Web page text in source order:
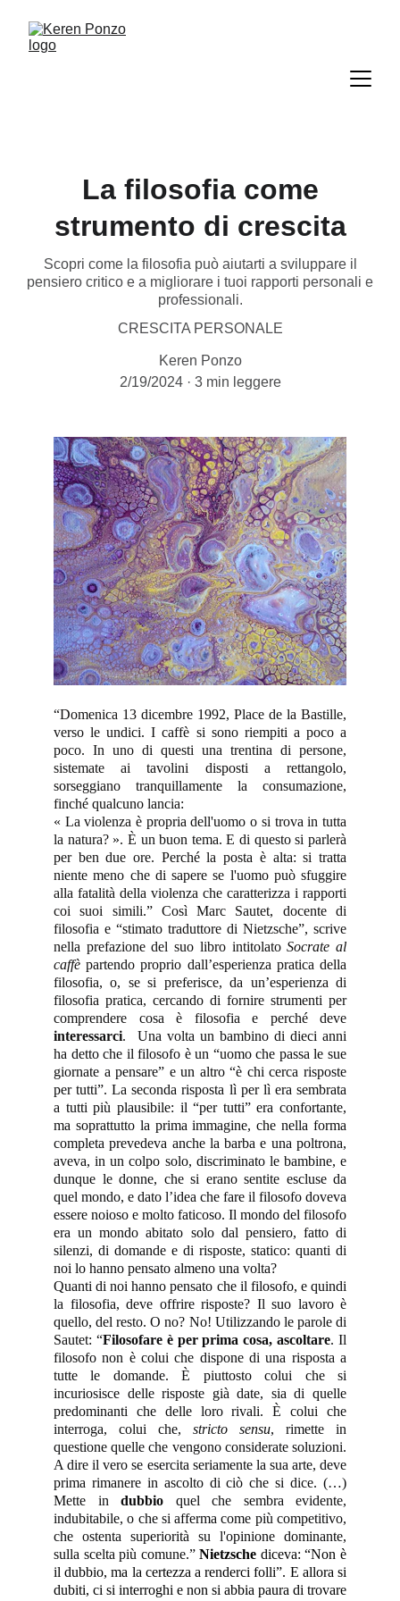
La filosofia come
strumento di crescita
Scopri come la filosofia può aiutarti a sviluppare il
pensiero critico e a migliorare i tuoi rapporti personali e
professionali.
CRESCITA PERSONALE
Keren Ponzo
2/19/2024
3 min leggere
“Domenica 13 dicembre 1992, Place de la Bastille,
verso le undici. I caffè si sono riempiti a poco a
poco. In uno di questi una trentina di persone,
sistemate ai tavolini disposti a rettangolo,
sorseggiano tranquillamente la consumazione,
finché qualcuno lancia:
« La violenza è propria dell'uomo o si trova in tutta
la natura? ». È un buon tema. E di questo si parlerà
per ben due ore. Perché la posta è alta: si tratta
niente meno che di sapere se l'uomo può sfuggire
alla fatalità della violenza che caratterizza i rapporti
coi suoi simili.” Così Marc Sautet, docente di
filosofia e “stimato traduttore di Nietzsche”, scrive
nella prefazione del suo libro intitolatoSocrate al
caffèpartendo proprio dall’esperienza pratica della
filosofia, o, se si preferisce, da un’esperienza di
filosofia pratica, cercando di fornire strumenti per
comprendere cosa è filosofia e perché deve
interessarci.
Una volta un bambino di dieci anni
ha detto che il filosofo è un “uomo che passa le sue
giornate a pensare” e un altro “è chi cerca risposte
per tutti”. La seconda risposta lì per lì era sembrata
a tutti più plausibile: il “per tutti” era confortante,
ma soprattutto la prima immagine, che nella forma
completa prevedeva anche la barba e una poltrona,
aveva, in un colpo solo, discriminato le bambine, e
dunque le donne, che si erano sentite escluse da
quel mondo, e dato l’idea che fare il filosofo doveva
essere noioso e molto faticoso. Il mondo del filosofo
era un mondo abitato solo dal pensiero, fatto di
silenzi, di domande e di risposte, statico: quanti di
noi lo hanno pensato almeno una volta?
Quanti di noi hanno pensato che il filosofo, e quindi
la filosofia, deve offrire risposte? Il suo lavoro è
quello, del resto. O no? No! Utilizzando le parole di
Sautet: “Filosofare è per prima cosa, ascoltare. Il
filosofo non è colui che dispone di una risposta a
tutte le domande. È piuttosto colui che si
incuriosisce delle risposte già date, sia di quelle
predominanti che delle loro rivali. È colui che
interroga, colui che, stricto sensu, rimette in
questione quelle che vengono considerate soluzioni.
A dire il vero se esercita seriamente la sua arte, deve
prima rimanere in ascolto di ciò che si dice. (…)
Mette in dubbio quel che sembra evidente,
indubitabile, o che si afferma come più competitivo,
che ostenta superiorità su l'opinione dominante,
sulla scelta più comune.”Nietzsche diceva: “Non è
il dubbio, ma la certezza a renderci folli”. E allora si
dubiti, ci si interroghi e non si abbia paura di trovare